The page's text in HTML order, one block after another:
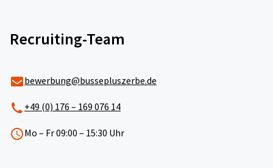
Mehr erfahren
Recruiting-Team
bewerbung@bussepluszerbe.de
+49 (0) 176 – 169 076 14
Mo – Fr 09:00 – 15:30 Uhr